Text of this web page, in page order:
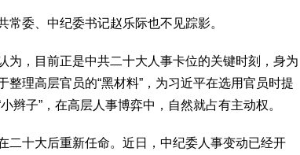
委、中纪委书记赵乐际也不见踪影。
为，目前正是中共二十大人事卡位的关键时刻，身为
理高层官员的“黑材料”，为习近平在选用官员时提
辫子”，在高层人事博弈中，自然就占有主动权。
二十大后重新任命。近日，中纪委人事变动已经开